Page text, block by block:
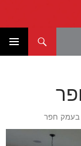
בעמק חפר